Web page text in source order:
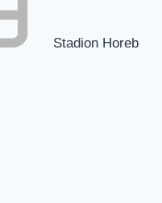
Stadion Horeb